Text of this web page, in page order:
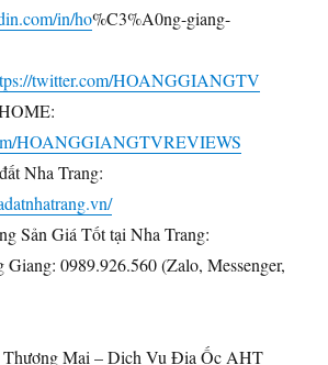
in/ho%C3%A0ng-giang-
twitter.com/HOANGGIANGTV
HOANGGIANGTVREVIEWS
Nha Trang:
Sản Giá Tốt tại Nha Trang:
Giang: 0989.926.560 (Zalo, Messenger,
Thương Mại – Dịch Vụ Địa Ốc AHT